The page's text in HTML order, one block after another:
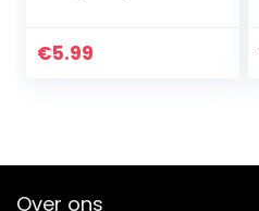
Tongschraper
€5.99
Over ons